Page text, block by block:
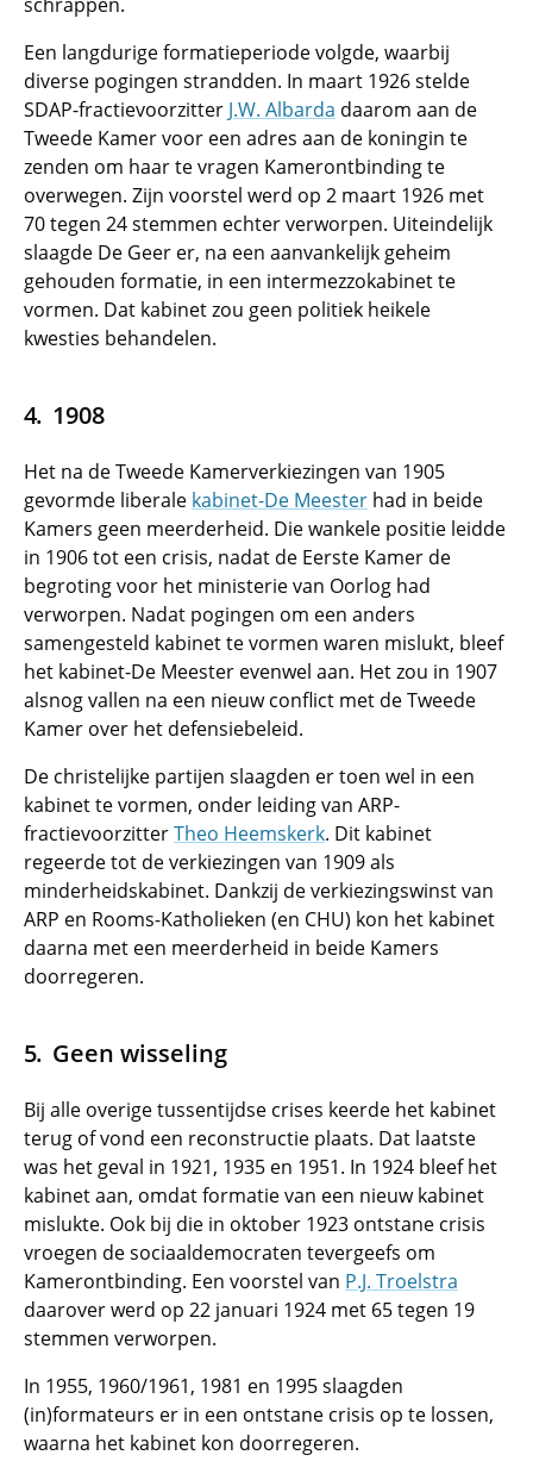
Een langdurige formatieperiode volgde, waarbij
diverse pogingen strandden. In maart 1926 stelde
SDAP-fractievoorzitter J.W. Albarda daarom aan de
Tweede Kamer voor een adres aan de koningin te
zenden om haar te vragen Kamerontbinding te
overwegen. Zijn voorstel werd op 2 maart 1926 met
70 tegen 24 stemmen echter verworpen. Uiteindelijk
slaagde De Geer er, na een aanvankelijk geheim
gehouden formatie, in een intermezzokabinet te
vormen. Dat kabinet zou geen politiek heikele
kwesties behandelen.
1908
Het na de Tweede Kamerverkiezingen van 1905
gevormde liberale kabinet-De Meester had in beide
Kamers geen meerderheid. Die wankele positie leidde
in 1906 tot een crisis, nadat de Eerste Kamer de
begroting voor het ministerie van Oorlog had
verworpen. Nadat pogingen om een anders
samengesteld kabinet te vormen waren mislukt, bleef
het kabinet-De Meester evenwel aan. Het zou in 1907
alsnog vallen na een nieuw conflict met de Tweede
Kamer over het defensiebeleid.
De christelijke partijen slaagden er toen wel in een
kabinet te vormen, onder leiding van ARP-
fractievoorzitterTheo Heemskerk. Dit kabinet
regeerde tot de verkiezingen van 1909 als
minderheidskabinet. Dankzij de verkiezingswinst van
ARP en Rooms-Katholieken (en CHU) kon het kabinet
daarna met een meerderheid in beide Kamers
doorregeren.
Geen wisseling
Bij alle overige tussentijdse crises keerde het kabinet
terug of vond een reconstructie plaats. Dat laatste
was het geval in 1921, 1935 en 1951. In 1924 bleef het
kabinet aan, omdat formatie van een nieuw kabinet
mislukte. Ook bij die in oktober 1923 ontstane crisis
vroegen de sociaaldemocraten tevergeefs om
Kamerontbinding. Een voorstel van P.J. Troelstra
daarover werd op 22 januari 1924 met 65 tegen 19
stemmen verworpen.
In 1955, 1960/1961, 1981 en 1995 slaagden
(in)formateurs er in een ontstane crisis op te lossen,
waarna het kabinet kon doorregeren.